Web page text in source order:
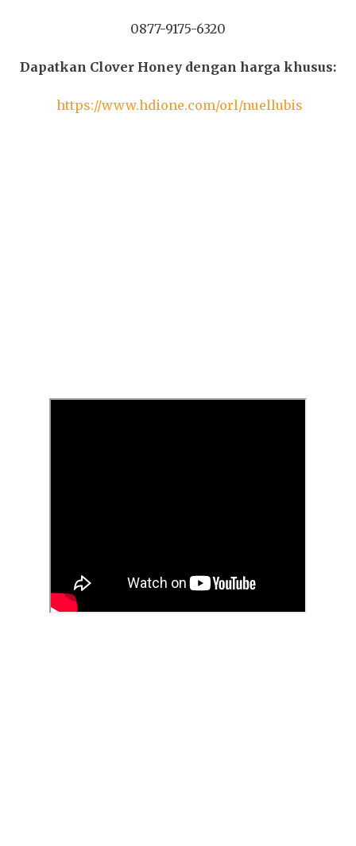
0877-9175-6320
Dapatkan Clover Honey dengan harga khusus:
https://www.hdione.com/orl/nuellubis